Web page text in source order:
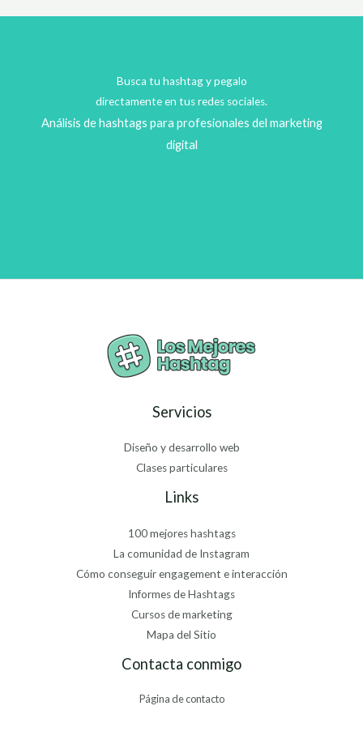
Busca tu hashtag y pegalo
directamente en tus redes sociales.
Análisis de hashtags para profesionales del marketing
digital
Servicios
Diseño y desarrollo web
Clases particulares
Links
100 mejores hashtags
La comunidad de Instagram
Cómo conseguir engagement e interacción
Informes de Hashtags
Cursos de marketing
Mapa del Sitio
Contacta conmigo
Página de contacto